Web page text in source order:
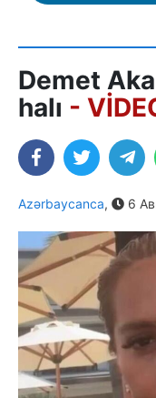
Demet
halı -
Azərbaycanca, 6